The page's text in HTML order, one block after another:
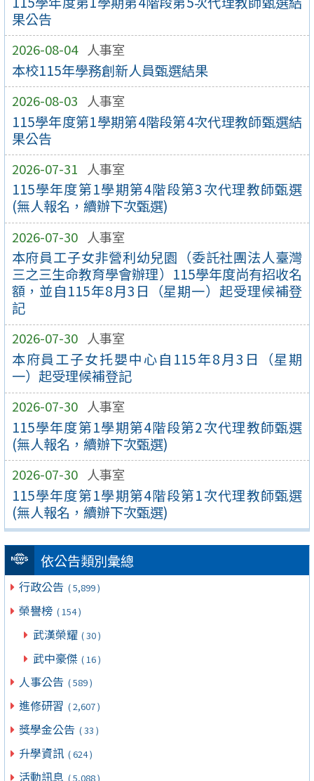
果公告
2026-08-04 人事室
本校115年學務創新人員甄選結果
2026-08-03 人事室
115學年度第1學期第4階段第4次代理教師甄選結
果公告
2026-07-31 人事室
115學年度第1學期第4階段第3次代理教師甄選
(無人報名，續辦下次甄選)
2026-07-30 人事室
本府員工子女非營利幼兒園（委託社團法人臺灣
三之三生命教育學會辦理）115學年度尚有招收名
額，並自115年8月3日（星期一）起受理候補登
記
2026-07-30 人事室
本府員工子女托嬰中心自115年8月3日（星期
一）起受理候補登記
2026-07-30 人事室
115學年度第1學期第4階段第2次代理教師甄選
(無人報名，續辦下次甄選)
2026-07-30 人事室
115學年度第1學期第4階段第1次代理教師甄選
(無人報名，續辦下次甄選)
依公告類別彙總
行政公告 ( 5,899 )
榮譽榜 ( 154 )
武漢榮耀 ( 30 )
武中豪傑 ( 16 )
人事公告 ( 589 )
進修研習 ( 2,607 )
獎學金公告 ( 33 )
升學資訊 ( 624 )
活動訊息 ( 5,088 )